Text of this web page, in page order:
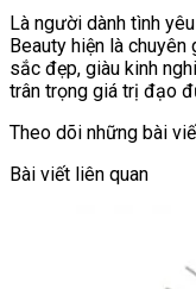
Là người dành tình
Beauty hiện là
sắc đẹp, giàu kinh
trân trọng giá trị đạo
Theo dõi những bài
Bài viết liên quan